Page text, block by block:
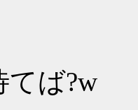
てば?w